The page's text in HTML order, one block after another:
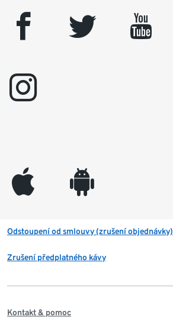
facebook twitter youtube
instagram
appleinc android
Odstoupení od smlouvy (zrušení objednávky)
Zrušení předplatného kávy
Kontakt & pomoc